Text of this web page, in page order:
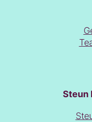
Steun